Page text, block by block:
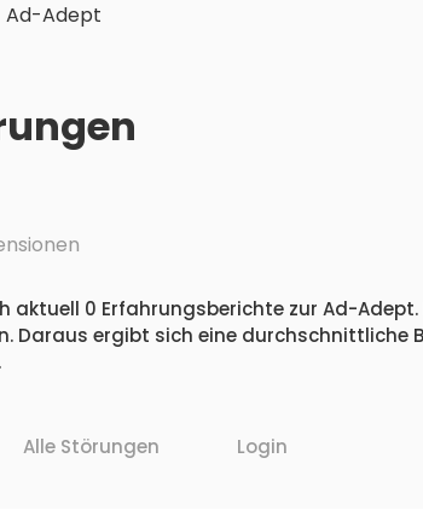
Ad-Adept
aktuell 0 Erfahrungsberichte zur Ad-
Daraus ergibt sich eine durchschnittliche
Alle Störungen Login